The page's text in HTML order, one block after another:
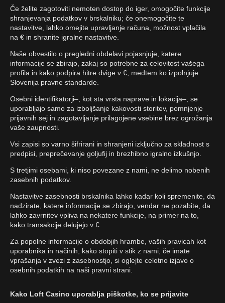
Če želite zagotoviti nemoten dostop do iger, omogočite funkcije
shranjevanja podatkov v brskalniku; če onemogočite te
nastavitve, lahko omejite upravljanje računa, možnost vplačila
na € in shranite igralne nastavitve.
Naše obvestilo o pregledni obdelavi pojasnjuje, katere
informacije se zbirajo, zakaj so potrebne za celovitost vašega
profila in kako podpira hitre dvige v €, medtem ko izpolnjuje
Slovenija pravne standarde.
Osebni identifikatorji–, kot sta vrsta naprave in lokacija–, se
uporabljajo samo za izboljšanje kakovosti storitev, pomnjenje
prijavnih sej in zagotavljanje prilagojene vsebine brez ogrožanja
vaše zaupnosti.
Vsi zapisi so varno šifrirani in shranjeni izključno za skladnost s
predpisi, preprečevanje goljufij in brezhibno igralno izkušnjo.
S tretjimi osebami, ki niso povezane z nami, ne delimo nobenih
zasebnih podatkov.
Nastavitve zasebnosti brskalnika lahko kadar koli spremenite, da
nadzirate, katere informacije se zbirajo, vendar ne pozabite, da
lahko zavrnitev vpliva na nekatere funkcije, na primer na to,
kako transakcije delujejo v €.
Za popolne informacije o obdobjih hrambe, vaših pravicah kot
uporabnika in načinih, kako stopiti v stik z nami, če imate
vprašanja v zvezi z zasebnostjo, si oglejte celotno izjavo o
osebnih podatkih na naši pravni strani.
Kako Loft Casino uporablja piškotke, ko se prijavite